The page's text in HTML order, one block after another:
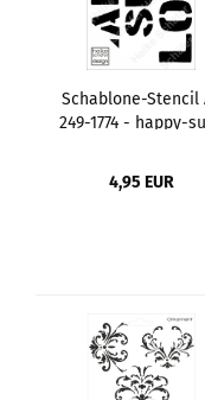
Schablone-Stencil
249-1774 - happy-
4,95 EUR